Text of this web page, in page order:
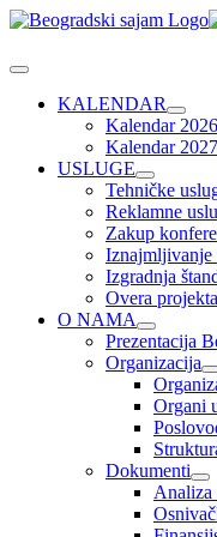
Skip
content
Toggle
NavigationKALENDAR
Kalendar
Kalendar
USLUGE
Tehničke
Reklamne
Zakup
Iznajmljivanje
Izgradnja
Overa projekta
O NAMA
Prezentacija
Organizacija
Organi
Dokumenti
Analiza